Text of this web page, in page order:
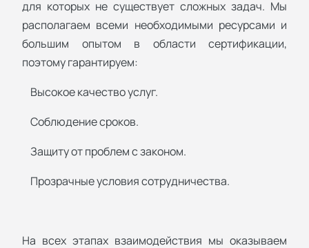
для которых не существует сложных задач. Мы
располагаем всеми необходимыми ресурсами и
большим опытом в области сертификации,
поэтому гарантируем:
Высокое качество услуг.
Соблюдение сроков.
Защиту от проблем с законом.
Прозрачные условия сотрудничества.
На всех этапах взаимодействия мы оказываем